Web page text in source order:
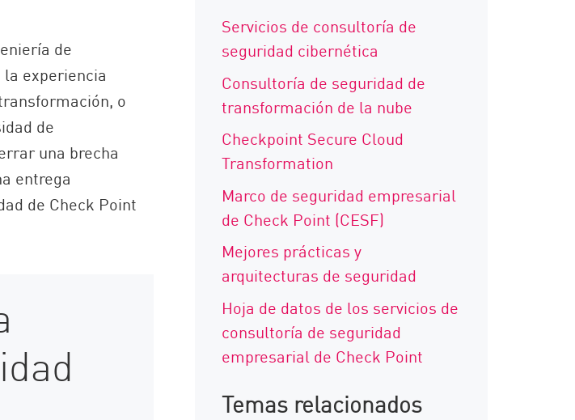
de
experiencia
o
de
una brecha
entrega
de Check Point
Servicios de consultoría de
seguridad cibernética
Consultoría de seguridad de
transformación de la nube
Checkpoint Secure Cloud
Transformation
Marco de seguridad empresarial
de Check Point (CESF)
Mejores prácticas y
arquitecturas de seguridad
Hoja de datos de los servicios de
consultoría de seguridad
empresarial de Check Point
Temas relacionados